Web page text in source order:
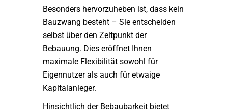
Besonders hervorzuheben ist, dass kein
Bauzwang besteht – Sie entscheiden
selbst über den Zeitpunkt der
Bebauung. Dies eröffnet Ihnen
maximale Flexibilität sowohl für
Eigennutzer als auch für etwaige
Kapitalanleger.
Hinsichtlich der Bebaubarkeit bietet